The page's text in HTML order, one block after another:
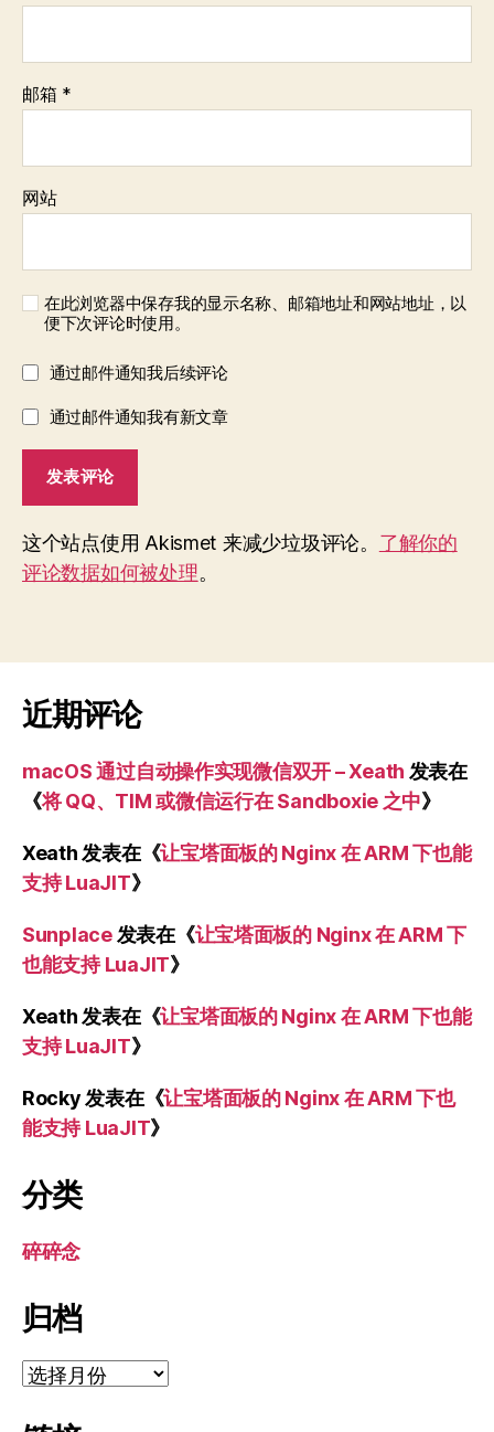
邮箱 *
网站
在此浏览器中保存我的显示名称、邮箱地址和网站地址，以
便下次评论时使用。
通过邮件通知我后续评论
通过邮件通知我有新文章
这个站点使用 Akismet 来减少垃圾评论。 了解你的
评论数据如何被处理。
近期评论
macOS 通过自动操作实现微信双开 – Xeath 发表在
《将 QQ、TIM 或微信运行在 Sandboxie 之中》
Xeath发表在《让宝塔面板的 Nginx 在 ARM 下也能
支持 LuaJIT》
Sunplace发表在《让宝塔面板的 Nginx 在 ARM 下
也能支持 LuaJIT》
Xeath发表在《让宝塔面板的 Nginx 在 ARM 下也能
支持 LuaJIT》
Rocky发表在《让宝塔面板的 Nginx 在 ARM 下也
能支持 LuaJIT》
分类
碎碎念
归档
归
档